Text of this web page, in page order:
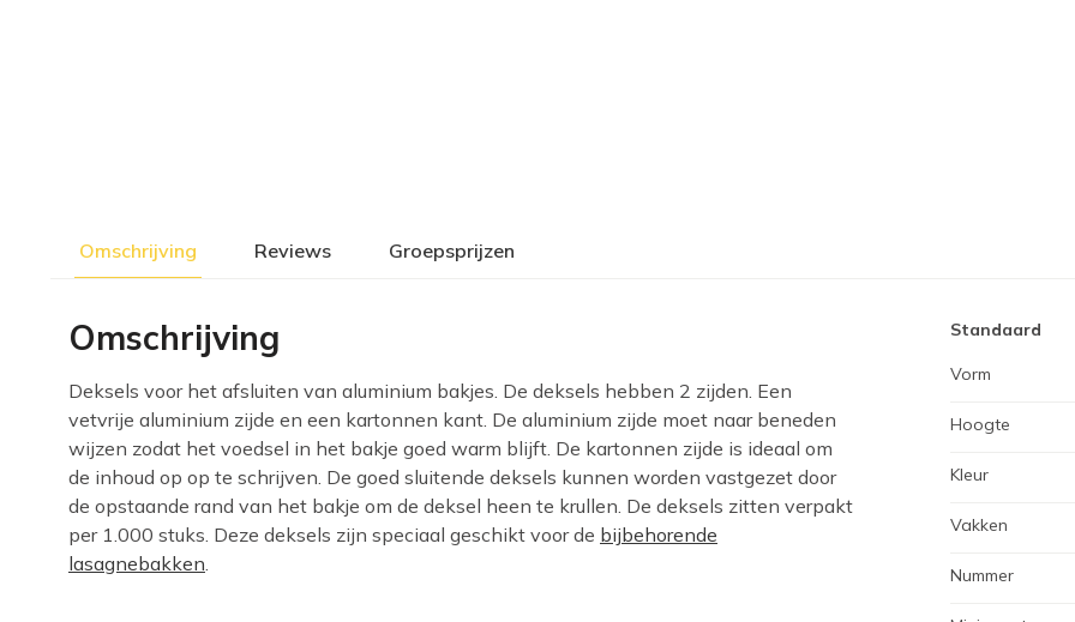
Omschrijving Reviews Groepsprijzen
Omschrijving
Deksels voor het afsluiten van aluminium bakjes. De deksels hebben 2 zijden. Een
vetvrije aluminium zijde en een kartonnen kant. De aluminium zijde moet naar beneden
wijzen zodat het voedsel in het bakje goed warm blijft. De kartonnen zijde is ideaal om
de inhoud op op te schrijven. De goed sluitende deksels kunnen worden vastgezet door
de opstaande rand van het bakje om de deksel heen te krullen. De deksels zitten verpakt
per 1.000 stuks. Deze deksels zijn speciaal geschikt voor de bijbehorende
lasagnebakken.
Standaard
Vorm
Hoogte
Kleur
Vakken
Nummer